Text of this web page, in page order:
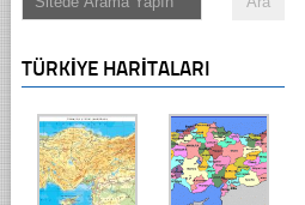
TÜRKIYE HARITALARI